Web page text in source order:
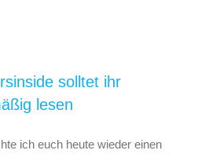
solltet ihr
lesen
ich euch heute wieder einen